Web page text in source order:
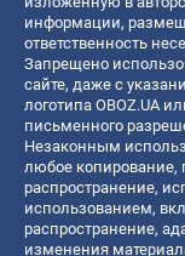
информации,
ответственность
Запрещено
сайте, даже с
логотипа OBOZ.UA
письменного
Незаконным
любое копирование,
распространение,
использованием,
распространение,
изменения